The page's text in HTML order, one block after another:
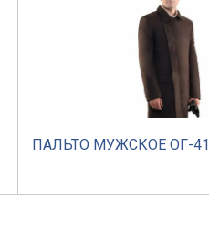
ПАЛЬТО МУЖСКОЕ ОГ-41